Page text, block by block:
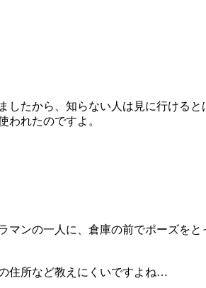
たから、知らない人は見に行ける
れたのですよ。
ンの一人に、倉庫の前でポーズをと
住所など教えにくいですよね…